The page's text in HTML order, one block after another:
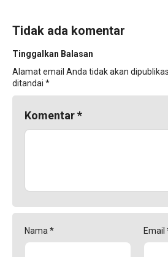
Tidak ada komentar
Tinggalkan Balasan
Alamat email Anda tidak akan
ditandai *
Komentar*
Nama* Email